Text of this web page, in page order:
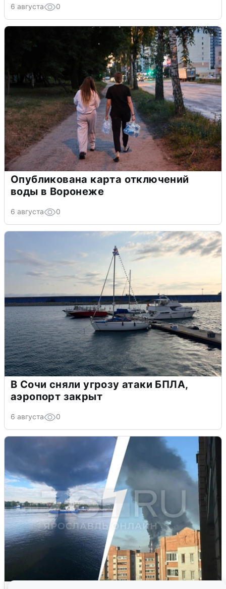
6 августа 0
Опубликована карта отключений
воды в Воронеже
6 августа 0
В Сочи сняли угрозу атаки БПЛА,
аэропорт закрыт
6 августа 0